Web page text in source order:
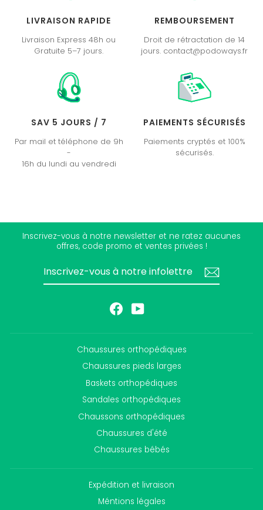
LIVRAISON RAPIDE
Livraison Express 48h ou
Gratuite 5–7 jours.
REMBOURSEMENT
Droit de rétractation de 14
jours. contact@podoways.fr
SAV 5 JOURS / 7
Par mail et téléphone de 9h
-
16h du lundi au vendredi
PAIEMENTS SÉCURISÉS
Paiements cryptés et 100%
sécurisés.
Inscrivez-vous à notre newsletter et ne ratez aucunes
offres, code promo et ventes privées !
FacebookYouTube
Chaussures orthopédiques
Chaussures pieds larges
Baskets orthopédiques
Sandales orthopédiques
Chaussons orthopédiques
Chaussures d'été
Chaussures bébés
Expédition et livraison
Méntions légales